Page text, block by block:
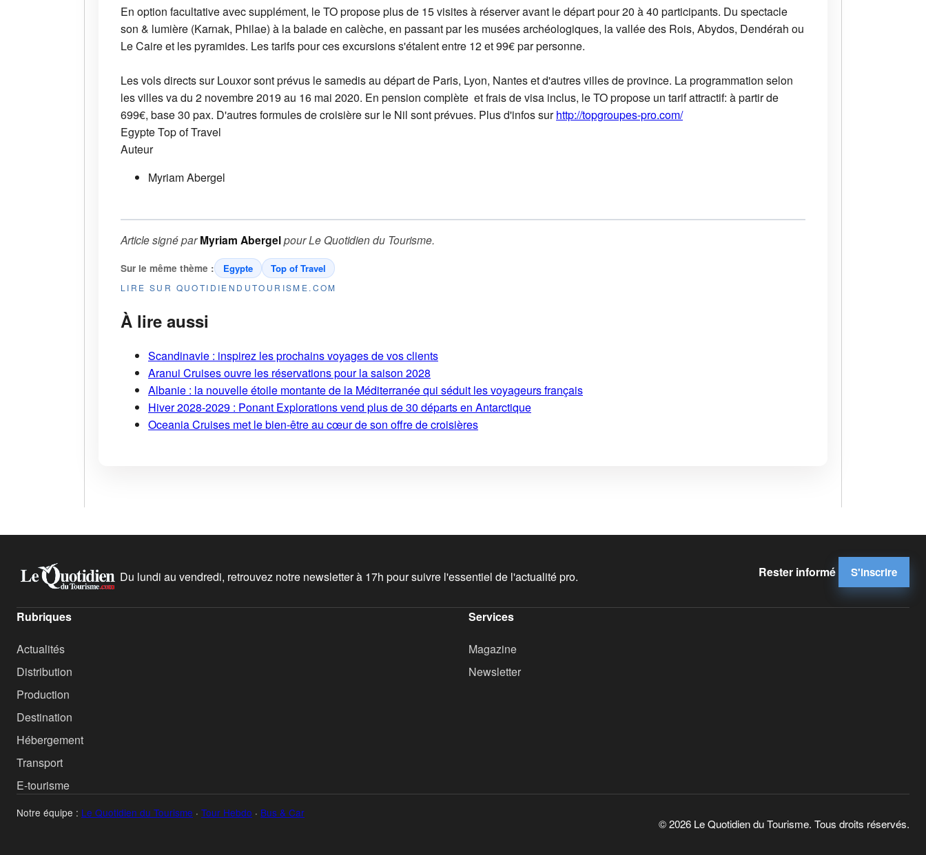
En option facultative avec supplément, le TO propose plus de 15 visites à réserver avant le départ pour 20 à 40 participants. Du spectacle
son & lumière (Karnak, Philae) à la balade en calèche, en passant par les musées archéologiques, la vallée des Rois, Abydos, Dendérah ou
Le Caire et les pyramides. Les tarifs pour ces excursions s'étalent entre 12 et 99€ par personne.
Les vols directs sur Louxor sont prévus le samedis au départ de Paris, Lyon, Nantes et d'autres villes de province. La programmation selon
les villes va du 2 novembre 2019 au 16 mai 2020. En pension complète et frais de visa inclus, le TO propose un tarif attractif: à partir de
699€, base 30 pax. D'autres formules de croisière sur le Nil sont prévues. Plus d'infos surhttp://topgroupes-pro.com/
EgypteTop of Travel
Auteur
Myriam Abergel
Article signé parMyriam AbergelpourLe Quotidien du Tourisme.
Sur le même thème : Egypte Top of Travel
LIRE SUR QUOTIDIENDUTOURISME.COM
À lire aussi
Scandinavie : inspirez les prochains voyages de vos clients
Aranui Cruises ouvre les réservations pour la saison 2028
Albanie : la nouvelle étoile montante de la Méditerranée qui séduit les voyageurs français
Hiver 2028-2029 : Ponant Explorations vend plus de 30 départs en Antarctique
Oceania Cruises met le bien-être au cœur de son offre de croisières
Du lundi au vendredi, retrouvez notre newsletter à 17h pour suivre l'essentiel de l'actualité pro. Rester informé S'inscrire
Rubriques
Actualités
Distribution
Production
Destination
Hébergement
Transport
E-tourisme
Services
Magazine
Newsletter
Notre équipe : Le Quotidien du Tourisme · Tour Hebdo · Bus & Car
© 2026 Le Quotidien du Tourisme. Tous droits réservés.